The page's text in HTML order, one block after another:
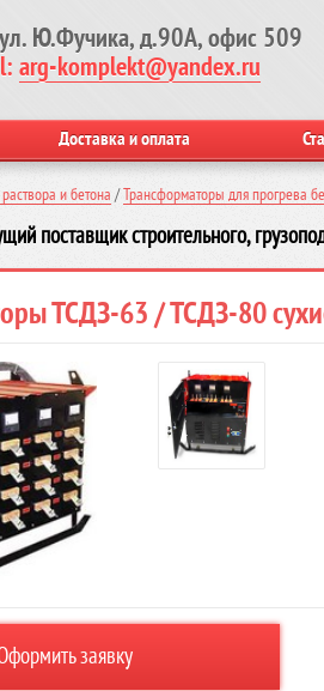
ул. Ю.Фучика, д.90А, офис 509
arg-komplekt@yandex.ru
Доставка и оплата
и бетона / Трансформаторы для прогрева
поставщик строительного,
ТСДЗ-63 / ТСДЗ-80
заявку